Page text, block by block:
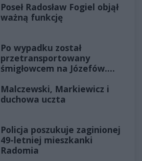
Poseł Radosław Fogiel objął
ważną funkcję
Po wypadku został
przetransportowany
śmigłowcem na Józefów.
Malczewski, Markiewicz i
duchowa uczta
Policja poszukuje zaginionej
49-letniej mieszkanki
Radomia